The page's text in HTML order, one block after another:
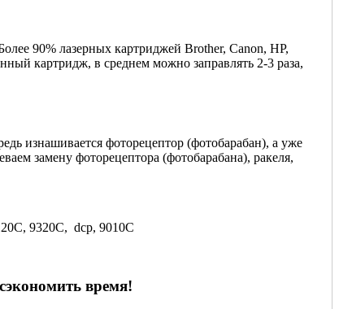
90% лазерных картриджей Brother, Canon, HP,
картридж, в среднем можно заправлять 2-3 раза,
изнашивается фоторецептор (фотобарабан), а уже
замену фоторецептора (фотобарабана), ракеля,
9320C, dcp, 9010C
время!